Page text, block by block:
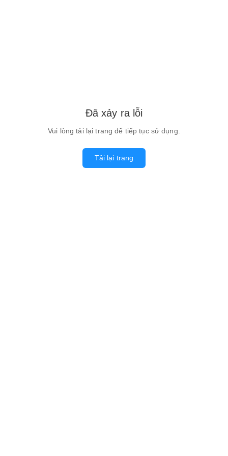
Đã xảy ra lỗi
Vui lòng tải lại trang để tiếp tục sử dụng.
Tải lại trang